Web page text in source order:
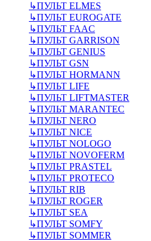
↳ПУЛЬТ ELMES
↳ПУЛЬТ EUROGATE
↳ПУЛЬТ FAAC
↳ПУЛЬТ GARRISON
↳ПУЛЬТ GENIUS
↳ПУЛЬТ GSN
↳ПУЛЬТ HORMANN
↳ПУЛЬТ LIFE
↳ПУЛЬТ LIFTMASTER
↳ПУЛЬТ MARANTEC
↳ПУЛЬТ NERO
↳ПУЛЬТ NICE
↳ПУЛЬТ NOLOGO
↳ПУЛЬТ NOVOFERM
↳ПУЛЬТ PRASTEL
↳ПУЛЬТ PROTECO
↳ПУЛЬТ RIB
↳ПУЛЬТ ROGER
↳ПУЛЬТ SEA
↳ПУЛЬТ SOMFY
↳ПУЛЬТ SOMMER